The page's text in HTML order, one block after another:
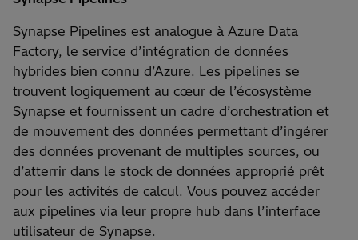
Synapse Pipelines est analogue à Azure Data
Factory, le service d’intégration de données
hybrides bien connu d’Azure. Les pipelines se
trouvent logiquement au cœur de l’écosystème
Synapse et fournissent un cadre d’orchestration et
de mouvement des données permettant d’ingérer
des données provenant de multiples sources, ou
d’atterrir dans le stock de données approprié prêt
pour les activités de calcul. Vous pouvez accéder
aux pipelines via leur propre hub dans l’interface
utilisateur de Synapse.